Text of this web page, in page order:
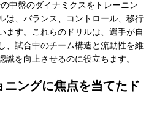
中盤のダイナミクスをトレーニン
は、バランス、コントロール、移行
ます。これらのドリルは、選手が自
、試合中のチーム構造と流動性を維
を向上させるのに役立ちます。
ングに焦点を当てたド